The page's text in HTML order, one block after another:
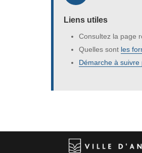
Liens utiles
Consultez la page
Quelles sont les
Démarche à suivre